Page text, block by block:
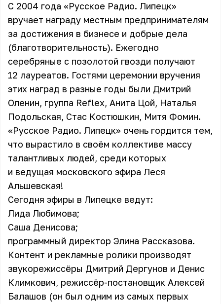
С 2004 года «Русское Радио. Липецк»
вручает награду местным предпринимателям
за достижения в бизнесе и добрые дела
(благотворительность). Ежегодно
серебряные с позолотой гвозди получают
12 лауреатов. Гостями церемонии вручения
этих наград в разные годы были Дмитрий
Оленин, группа Reflex, Анита Цой, Наталья
Подольская, Стас Костюшкин, Митя Фомин.
«Русское Радио. Липецк» очень гордится тем,
что вырастило в своём коллективе массу
талантливых людей, среди которых
и ведущая московского эфира Леся
Альшевская!
Сегодня эфиры в Липецке ведут:
Лида Любимова;
Саша Денисова;
программный директор Элина Рассказова.
Контент и рекламные ролики производят
звукорежиссёры Дмитрий Дергунов и Денис
Климкович, режиссёр-постановщик Алексей
Балашов (он был одним из самых первых